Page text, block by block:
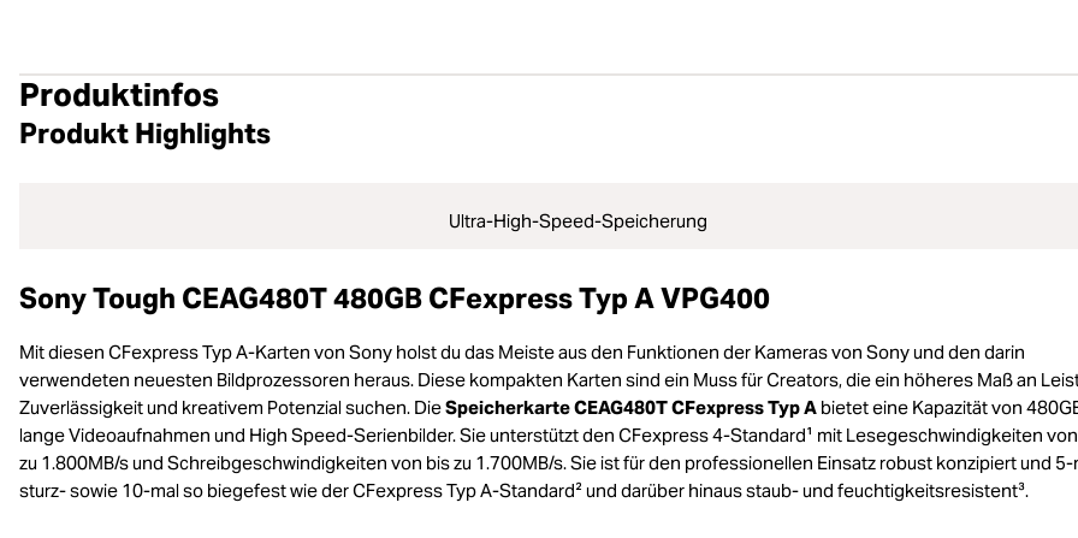
Produktinfos
Produkt Highlights
Ultra-High-Speed-Speicherung
Sony Tough CEAG480T 480GB CFexpress Typ A VPG400
Mit diesen CFexpress Typ A-Karten von Sony holst du das Meiste aus den Funktionen der Kameras von Sony und den darin
verwendeten neuesten Bildprozessoren heraus. Diese kompakten Karten sind ein Muss für Creators, die ein höheres Maß an
Zuverlässigkeit und kreativem Potenzial suchen. DieSpeicherkarte CEAG480T CFexpress Typ A bietet eine Kapazität von
lange Videoaufnahmen und High Speed-Serienbilder. Sie unterstützt den CFexpress 4-Standard¹ mit Lesegeschwindigkeiten
zu 1.800MB/s und Schreibgeschwindigkeiten von bis zu 1.700MB/s. Sie ist für den professionellen Einsatz robust konzipiert und 5-
sturz- sowie 10-mal so biegefest wie der CFexpress Typ A-Standard² und darüber hinaus staub- und feuchtigkeitsresistent³.